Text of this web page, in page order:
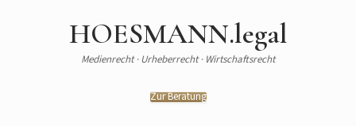
HOESMANN.legal
Medienrecht · Urheberrecht · Wirtschaftsrecht
Zur Beratung